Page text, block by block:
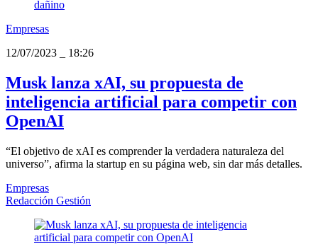
Empresas
12/07/2023
18:26
Musk lanza xAI, su propuesta de
inteligencia artificial para competir con
OpenAI
“El objetivo de xAI es comprender la verdadera naturaleza del
universo”, afirma la startup en su página web, sin dar más detalles.
Empresas
Redacción Gestión